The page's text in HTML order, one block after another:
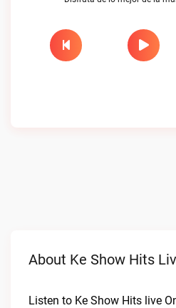
About Ke Show Hits
Listen to Ke Show Hits live